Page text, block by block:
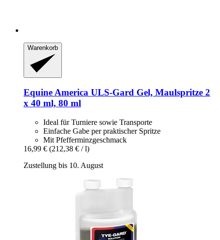
Warenkorb
Equine America ULS-​Gard Gel, Maulspritze 2
x 40 ml, 80 ml
Ideal für Turniere sowie Transporte
Einfache Gabe per praktischer Spritze
Mit Pfefferminzgeschmack
16,99 € (212,38 € / l)
Zustellung bis 10. August